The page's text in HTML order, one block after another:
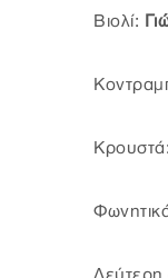
Βιολί:
Κρουστά: